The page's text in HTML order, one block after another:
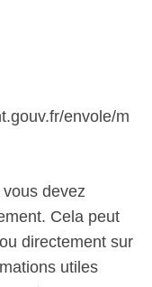
envole/m
devez
Cela peut
directement sur
utiles